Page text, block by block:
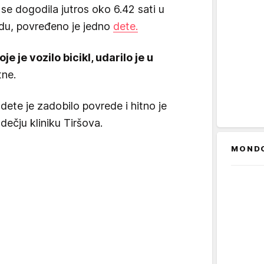
dogodila jutros oko 6.42 sati u
povređeno je jedno dete.
je vozilo bicikl, udarilo je u
je zadobilo povrede i hitno je
kliniku Tiršova.